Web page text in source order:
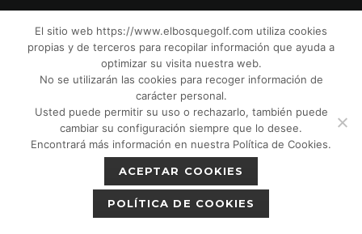
© El Bosque Club de Golf |Aviso Legal|
Política de Privacidad| Política de Cookies
Política de devoluciones|
Protección de Menores CPM”|
El sitio web https://www.elbosquegolf.com utiliza cookies
propias y de terceros para recopilar información que ayuda a
optimizar su visita nuestra web.
No se utilizarán las cookies para recoger información de
carácter personal.
Usted puede permitir su uso o rechazarlo, también puede
cambiar su configuración siempre que lo desee.
Encontrará más información en nuestra Política de Cookies.
ACEPTAR COOKIES
POLÍTICA DE COOKIES